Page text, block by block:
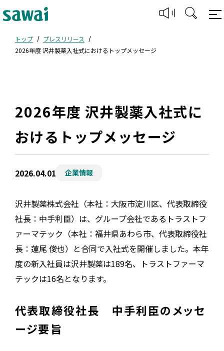
トップ
プレスリリース
2026年度 沢井製薬入社式におけるトップメッセージ
2026年度 沢井製薬入社式に
おけるトップメッセージ
2026.04.01 企業情報
沢井製薬株式会社（本社：大阪市淀川区、代表取締役
社長：中手利臣）は、グループ会社であるトラストフ
ァーマテック（本社：福井県あわら市、代表取締役社
長：蓮尾 俊也）と合同で入社式を開催しました。本年
度の新入社員は沢井製薬は189名、トラストファーマ
テックは16名となります。
代表取締役社長 中手利臣のメッセ
ージ要旨